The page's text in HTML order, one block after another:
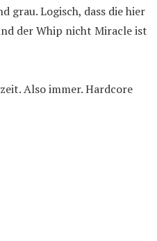
grau. Logisch, dass die hier
der Whip nicht Miracle ist
Also immer. Hardcore